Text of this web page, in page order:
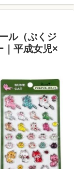
ル（ぷくジ
｜平成女児×